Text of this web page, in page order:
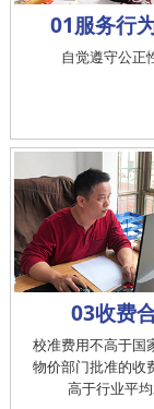
01服务行
自觉遵守公正
03收费
校准费用不高于国
物价部门批准的收
高于行业平